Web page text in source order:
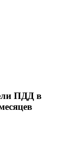
ПДД в